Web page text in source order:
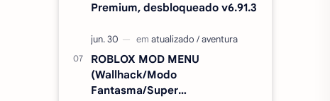
Premium, desbloqueado v6.91.3
ROBLOX MOD MENU
(Wallhack/Modo
Fantasma/Super